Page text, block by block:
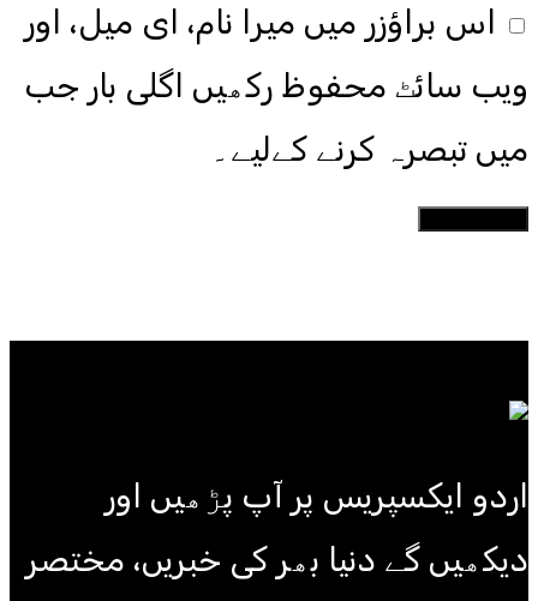
اس براؤزر میں میرا نام، ای میل، اور
ویب سائٹ محفوظ رکھیں اگلی بار جب
میں تبصرہ کرنے کےلیے۔
اردو ایکسپریس پر آپ پڑھیں اور
دیکھیں گے دنیا بھر کی خبریں، مختصر